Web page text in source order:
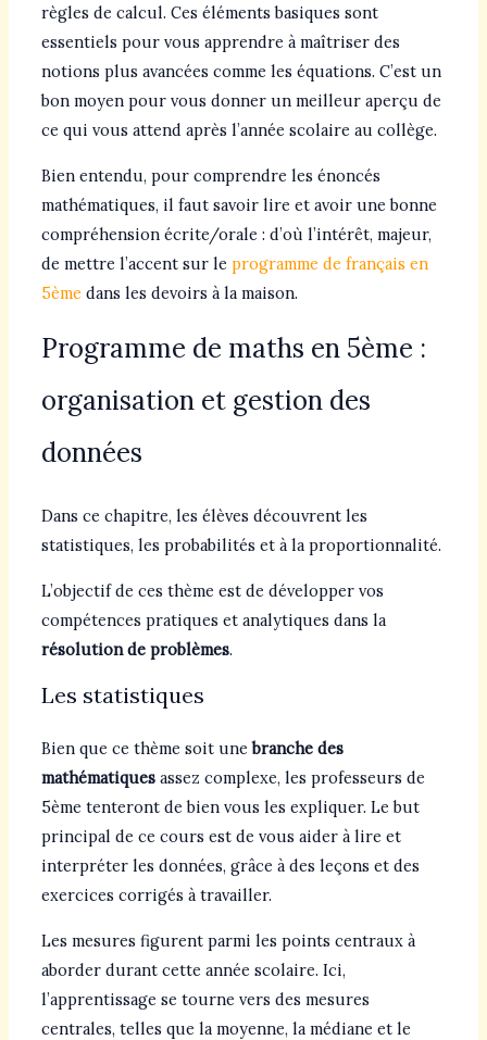
règles de calcul. Ces éléments basiques sont
essentiels pour vous apprendre à maîtriser des
notions plus avancées comme les équations. C’est un
bon moyen pour vous donner un meilleur aperçu de
ce qui vous attend après l’année scolaire au collège.
Bien entendu, pour comprendre les énoncés
mathématiques, il faut savoir lire et avoir une bonne
compréhension écrite/orale : d’où l’intérêt, majeur,
de mettre l’accent sur le programme de français en
5ème dans les devoirs à la maison.
Programme de maths en 5ème :
organisation et gestion des
données
Dans ce chapitre, les élèves découvrent les
statistiques, les probabilités et à la proportionnalité.
L’objectif de ces thème est de développer vos
compétences pratiques et analytiques dans la
résolution de problèmes.
Les statistiques
Bien que ce thème soit unebranche des
mathématiquesassez complexe, les professeurs de
5ème tenteront de bien vous les expliquer. Le but
principal de ce cours est de vous aider à lire et
interpréter les données, grâce à des leçons et des
exercices corrigés à travailler.
Les mesures figurent parmi les points centraux à
aborder durant cette année scolaire. Ici,
l’apprentissage se tourne vers des mesures
centrales, telles que la moyenne, la médiane et le